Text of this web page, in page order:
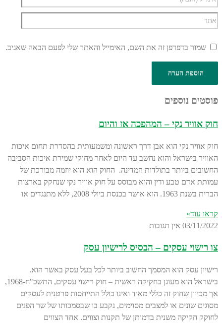
שמור בדפדפן זה את השם, האימייל והאתר שלי לפעם הבאה שאגיב.
פוסטים נוספים
חוק אוויר נקי – המהפכה אז והיום
חוק אוויר נקי הוא אבן דרך ראשונה ומשמעותית בהסדרת תחום איכות
האוויר בישראל והוא נחשב עד היום לאחר מחוקי שמירת איכות הסביבה
החשובים ביותר בתולדות המדינה. החוק הוא הוא יוזמה מבורכת של
עמותת אדם טבע ודין והוא מבוסס על חוק אוויר נקי שנחקק בארצות
הברית בשנת 1963. הוא אושר בכנסת ביולי 2008, ללא מתנגדים או
קראו עוד»
03/11/2022 אין תגובות
צו רישוי עסקים – הבסיס לרישיון עסק
רישיון עסק הוא המסמך החשוב ביותר לכל בעל עסק באשר הוא.
בישראל הוא מעוגן בחקיקה ראשית – חוק רישוי עסקים, התשכ"ח-1968,
אך מכיוון שחוק זה כללי מאוד ואינו כולל התייחסות פרטנית לעסקים
מסוגים שונים או למצבים מסוימים, נקבע בו שבסמכותו של שר הפנים
לחוקק חקיקה משנית בדמותן של תקנות וצווים. אחד הצווים